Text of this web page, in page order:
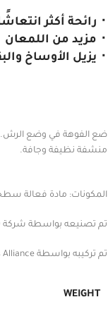
⬝ رائحة أكثر
⬝ مزيد من اللمعان
⬝ يزيل الأوساخ
منشفة نظيفة وجافة.
المكونات: مادة فعالة
تم تصنيعه بواسطة شركة SWISS ROSE CO.LTD
تم تركيبه بواسطة Swiss Cosmetics Alliance
WEIGHT